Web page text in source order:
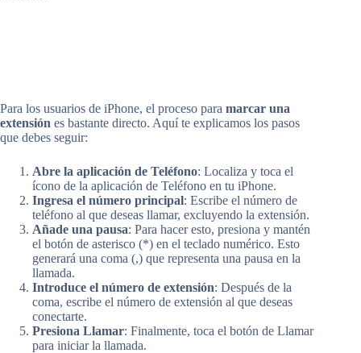
Para los usuarios de iPhone, el proceso para marcar una
extensión es bastante directo. Aquí te explicamos los pasos
que debes seguir:
Abre la aplicación de Teléfono: Localiza y toca el
ícono de la aplicación de Teléfono en tu iPhone.
Ingresa el número principal: Escribe el número de
teléfono al que deseas llamar, excluyendo la extensión.
Añade una pausa: Para hacer esto, presiona y mantén
el botón de asterisco (*) en el teclado numérico. Esto
generará una coma (,) que representa una pausa en la
llamada.
Introduce el número de extensión: Después de la
coma, escribe el número de extensión al que deseas
conectarte.
Presiona Llamar: Finalmente, toca el botón de Llamar
para iniciar la llamada.